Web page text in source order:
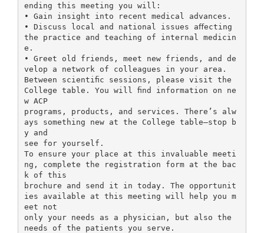
ending this meeting you will:
• Gain insight into recent medical advances.
• Discuss local and national issues aﬀecting
the practice and teaching of internal medicin
e.
• Greet old friends, meet new friends, and de
velop a network of colleagues in your area.
Between scientiﬁc sessions, please visit the
College table. You will ﬁnd information on ne
w ACP
programs, products, and services. There’s alw
ays something new at the College table—stop b
y and
see for yourself.
To ensure your place at this invaluable meeti
ng, complete the registration form at the bac
k of this
brochure and send it in today. The opportunit
ies available at this meeting will help you m
eet not
only your needs as a physician, but also the
needs of the patients you serve.